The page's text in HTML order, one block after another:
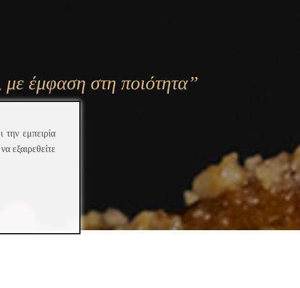
με έμφαση στη ποιότητα”
την εμπειρία
εξαιρεθείτε